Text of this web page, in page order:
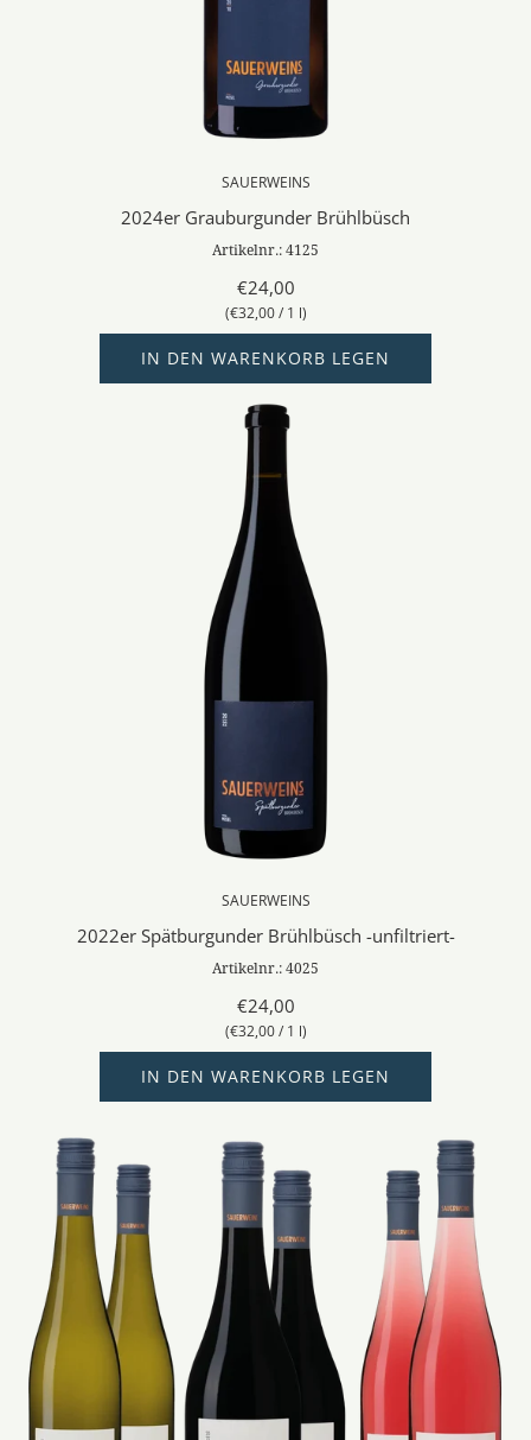
SAUERWEINS
2024er Grauburgunder Brühlbüsch
Artikelnr.: 4125
€24,00
(€32,00 / 1 l)
IN DEN WARENKORB LEGEN
SAUERWEINS
2022er Spätburgunder Brühlbüsch -unfiltriert-
Artikelnr.: 4025
€24,00
(€32,00 / 1 l)
IN DEN WARENKORB LEGEN